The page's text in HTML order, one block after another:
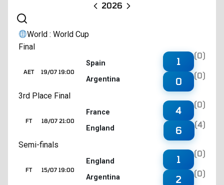
2026
World : World Cup
Final
19/07 19:00
AET
Spain
Argentina
1
(0)
0
(0)
3rd Place Final
18/07 21:00
FT
France
England
4
(0)
6
(4)
Semi-finals
15/07 19:00
FT
England
Argentina
1
(0)
2
(0)